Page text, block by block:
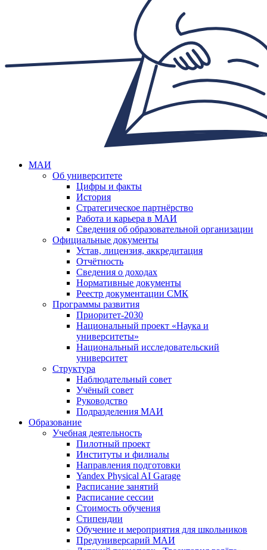
МАИ
Об университете
Цифры и факты
История
Стратегическое партнёрство
Работа и карьера в МАИ
Сведения об образовательной организации
Официальные документы
Устав, лицензия, аккредитация
Отчётность
Сведения о доходах
Нормативные документы
Реестр документации СМК
Программы развития
Приоритет-2030
Национальный проект «Наука и
университеты»
Национальный исследовательский
университет
Структура
Наблюдательный совет
Учёный совет
Руководство
Подразделения МАИ
Образование
Учебная деятельность
Пилотный проект
Институты и филиалы
Направления подготовки
Yandex Physical AI Garage
Расписание занятий
Расписание сессии
Стоимость обучения
Стипендии
Обучение и мероприятия для школьников
Предуниверсарий МАИ